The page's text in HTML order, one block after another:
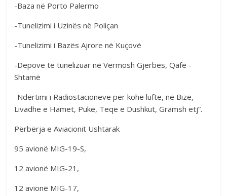
-Baza në Porto Palermo
-Tunelizimi i Uzinës në Poliçan
-Tunelizimi i Bazës Ajrore në Kuçovë
-Depove të tunelizuar në Vermosh Gjerbes, Qafë -
Shtamë
-Ndërtimi i Radiostacioneve për kohë lufte, në Bizë,
Livadhe e Hamet, Puke, Teqe e Dushkut, Gramsh etj”.
Përbërja e Aviacionit Ushtarak
95 avionë MIG-19-S,
12 avionë MIG-21,
12 avionë MIG-17,